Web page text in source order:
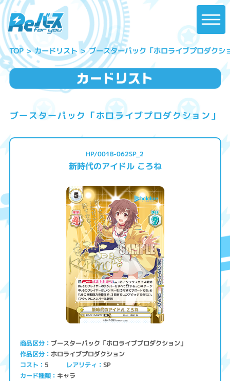
TOP カードリスト ブースターパック「ホロライブプロダクシ
ブースターパック「ホロライブプロダクション」
HP/001B-062SP_2
新時代のアイドル ころね
商品区分 ブースターパック「ホロライブプロダクション」
作品区分 ホロライブプロダクション
コスト 5 レアリティ SP
カード種類 キャラ